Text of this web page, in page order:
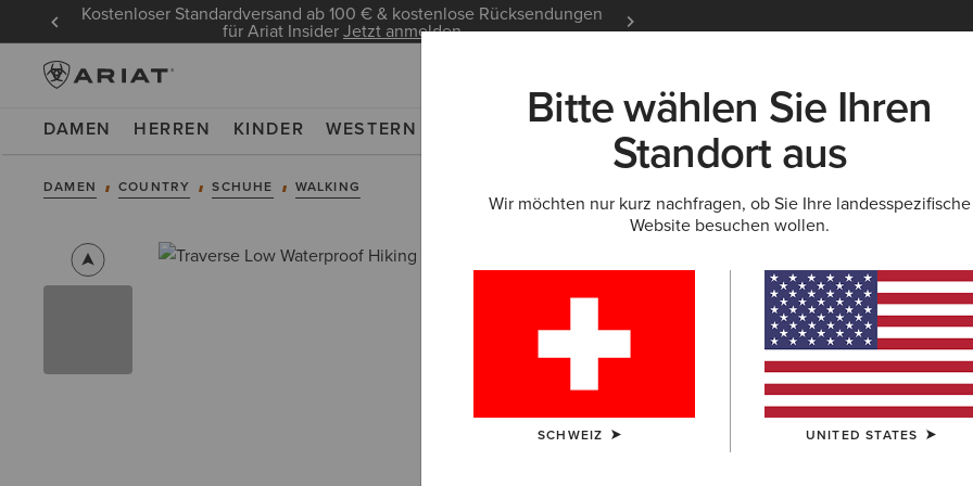
Kostenloser Standardversand ab 100 € & kostenlose Rücksendungen
für Ariat InsiderJetzt anmelden
DAMEN HERREN KINDER WESTERN NEU & FEATURED ARIAT LIFE OUTLET
DAMEN COUNTRY SCHUHE WALKING
145,00 €
(18)
FARBE:
Bitte wählen Sie Ihren
Standort aus
Wir möchten nur kurz nachfragen, ob Sie Ihre landesspezifische
Website besuchen wollen.
SCHWEIZ UNITED STATES